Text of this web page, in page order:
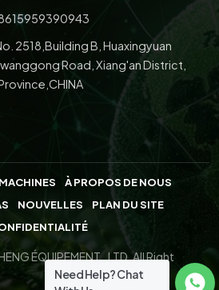
2518,Building B, Huaxingyuan
Road, Xiang'an District,
À PROPOS DE NOUS
NOUVELLES
PLAN DU SITE
ÉQUIPEMENT., LTD. All Right
Need Help? Chat